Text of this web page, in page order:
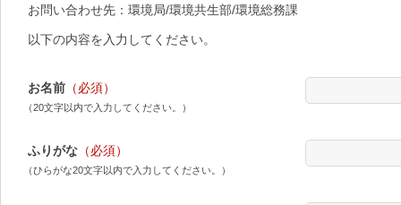
お問い合わせ先：環境局/環境共生部/環境総務課
以下の内容を入力してください。
お名前 （必須）
（20文字以内で入力してください。）
ふりがな （必須）
（ひらがな20文字以内で入力してください。）